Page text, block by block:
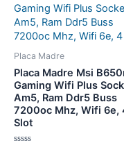
Placa Madre
Placa Madre Msi
Gaming Wifi Plus
Am5, Ram Ddr5 Buss
7200oc Mhz, Wifi 6e,
Slot